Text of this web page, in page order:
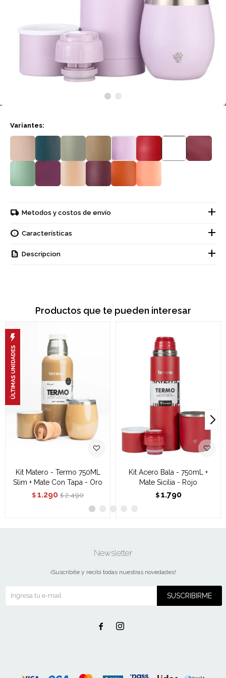
Variantes:
Metodos y costos de envío
Características
Descripcion
Productos que te pueden interesar
Kit Matero - Termo 750ML
Slim + Mate Con Tapa - Oro
$ 1.290 $ 2.490
Kit Acero Bala - 750mL +
Mate Sicilia - Rojo
$ 1.790
Newsletter
¡Suscribite y recibí todas nuestras novedades!
SUSCRIBIRME
 